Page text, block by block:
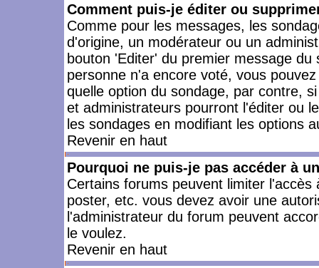
Comment puis-je éditer ou
Comme pour les messages, les
d'origine, un modérateur ou un
bouton 'Editer' du premier message
personne n'a encore voté, vous
quelle option du sondage, par contre,
et administrateurs pourront l'éditer ou
les sondages en modifiant les options
Revenir en haut
Pourquoi ne puis-je pas accéder à
Certains forums peuvent limiter
poster, etc. vous devez avoir une
l'administrateur du forum peuvent
le voulez.
Revenir en haut